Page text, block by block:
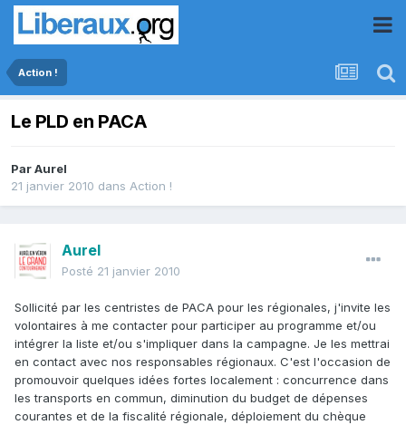
Action !
Le PLD en PACA
ParAurel
21 janvier 2010 dans Action !
Aurel
Posté 21 janvier 2010
Sollicité par les centristes de PACA pour les régionales, j'invite les
volontaires à me contacter pour participer au programme et/ou
intégrer la liste et/ou s'impliquer dans la campagne. Je les mettrai
en contact avec nos responsables régionaux. C'est l'occasion de
promouvoir quelques idées fortes localement : concurrence dans
les transports en commun, diminution du budget de dépenses
courantes et de la fiscalité régionale, déploiement du chèque